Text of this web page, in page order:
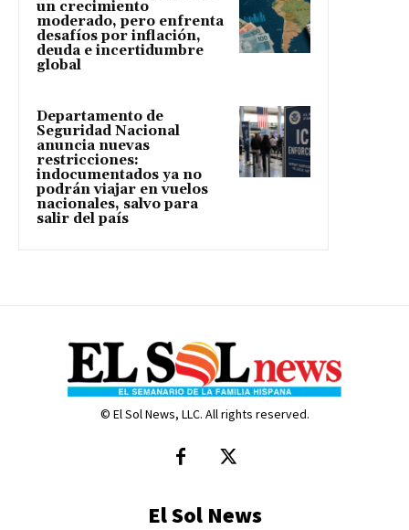
un crecimiento
moderado, pero enfrenta
desafíos por inflación,
deuda e incertidumbre
global
Departamento de
Seguridad Nacional
anuncia nuevas
restricciones:
indocumentados ya no
podrán viajar en vuelos
nacionales, salvo para
salir del país
© El Sol News, LLC. All rights reserved.
El Sol News